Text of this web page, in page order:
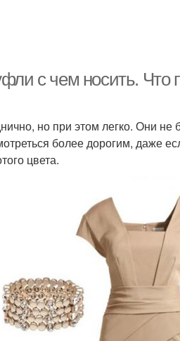
с чем носить. Что
но при этом легко. Они
более дорогим, даже
цвета.